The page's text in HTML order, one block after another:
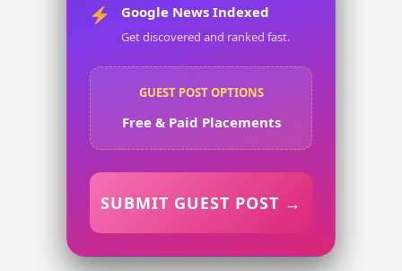
Google News Indexed
Get discovered and ranked fast.
GUEST POST OPTIONS
Free & Paid Placements
SUBMIT GUEST POST →